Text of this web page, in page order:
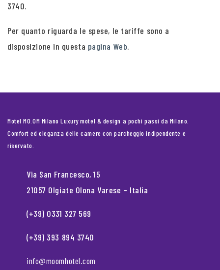
3740.
Per quanto riguarda le spese, le tariffe sono a
disposizione in questa pagina Web.
Motel MO.OM Milano Luxury motel & design a pochi passi da Milano.
Comfort ed eleganza delle camere con parcheggio indipendente e
riservato.
Via San Francesco, 15
21057 Olgiate Olona Varese – Italia
(+39) 0331 327 569
(+39) 393 894 3740
info@moomhotel.com